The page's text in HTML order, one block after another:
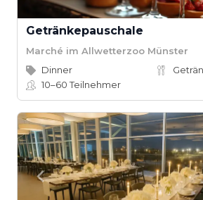
Getränkepauschale
Marché im Allwetterzoo Münster
Dinner
10–60Teilnehmer